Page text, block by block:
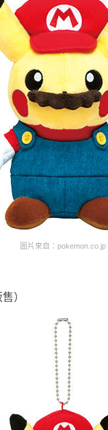
圖片來自：pokemon.co.jp
）